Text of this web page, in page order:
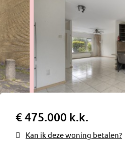
€ 475.000 k.k.
Kan ik deze woning betalen?